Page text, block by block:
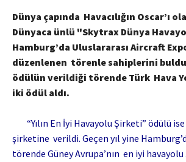
Dünya çapında Havacılığın Oscar’ı
Dünyaca ünlü "Skytrax Dünya
Hamburg’da Uluslararası Aircraft
düzenlenen törenle sahiplerini
ödülün verildiği törende Türk Hava
iki ödül aldı.
“Yılın En İyi Havayolu Şirketi” ödülü
şirketine verildi. Geçen yıl yine
törende Güney Avrupa’nın en iyi